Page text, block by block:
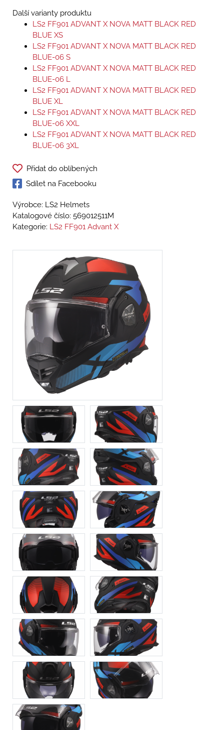
Další varianty produktu
LS2 FF901 ADVANT X NOVA MATT BLACK RED
BLUE XS
LS2 FF901 ADVANT X NOVA MATT BLACK RED
BLUE-06 S
LS2 FF901 ADVANT X NOVA MATT BLACK RED
BLUE-06 L
LS2 FF901 ADVANT X NOVA MATT BLACK RED
BLUE XL
LS2 FF901 ADVANT X NOVA MATT BLACK RED
BLUE-06 XXL
LS2 FF901 ADVANT X NOVA MATT BLACK RED
BLUE-06 3XL
Přidat do oblíbených
Sdílet na Facebooku
Výrobce: LS2 Helmets
Katalogové číslo: 569012511M
Kategorie: LS2 FF901 Advant X